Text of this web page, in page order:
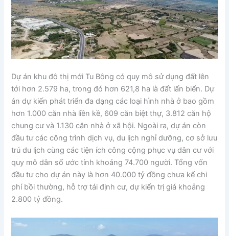
Dự án khu đô thị mới Tu Bông có quy mô sử dụng đất lên
tới hơn 2.579 ha, trong đó hơn 621,8 ha là đất lấn biển. Dự
án dự kiến phát triển đa dạng các loại hình nhà ở bao gồm
hơn 1.000 căn nhà liền kề, 609 căn biệt thự, 3.812 căn hộ
chung cư và 1.130 căn nhà ở xã hội. Ngoài ra, dự án còn
đầu tư các công trình dịch vụ, du lịch nghỉ dưỡng, cơ sở lưu
trú du lịch cùng các tiện ích công cộng phục vụ dân cư với
quy mô dân số ước tính khoảng 74.700 người. Tổng vốn
đầu tư cho dự án này là hơn 40.000 tỷ đồng chưa kể chi
phí bồi thường, hỗ trợ tái định cư, dự kiến trị giá khoảng
2.800 tỷ đồng.